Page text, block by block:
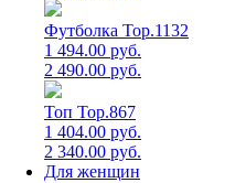
Футболка Top.1132
1 494.00 руб.
2 490.00 руб.
Топ Top.867
1 404.00 руб.
2 340.00 руб.
Для женщин